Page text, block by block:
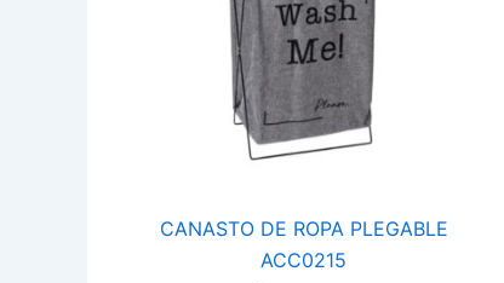
CANASTO DE ROPA PLEGABLE
ACC0215
cantidad